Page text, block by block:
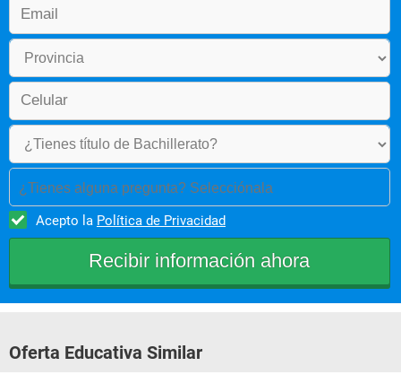
¿Tienes alguna pregunta? Selecciónala
Acepto la Política de Privacidad
Oferta Educativa Similar